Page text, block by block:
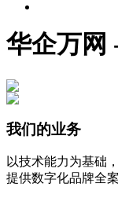
华企万网
我们的业务
以技术能力为基础
提供数字化品牌全